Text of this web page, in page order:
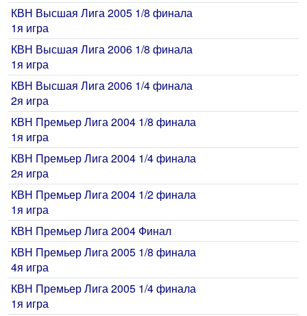
КВН Высшая Лига 2005 1/8 финала
1я игра
КВН Высшая Лига 2006 1/8 финала
1я игра
КВН Высшая Лига 2006 1/4 финала
2я игра
КВН Премьер Лига 2004 1/8 финала
1я игра
КВН Премьер Лига 2004 1/4 финала
2я игра
КВН Премьер Лига 2004 1/2 финала
1я игра
КВН Премьер Лига 2004 Финал
КВН Премьер Лига 2005 1/8 финала
4я игра
КВН Премьер Лига 2005 1/4 финала
1я игра